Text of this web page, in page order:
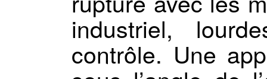
industriel,
contrôle. Une